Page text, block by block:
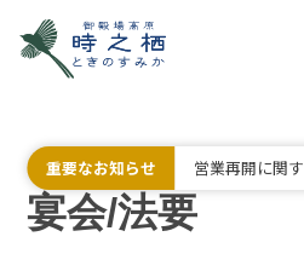
重要なお知らせ 営業再開に関
宴会/法要